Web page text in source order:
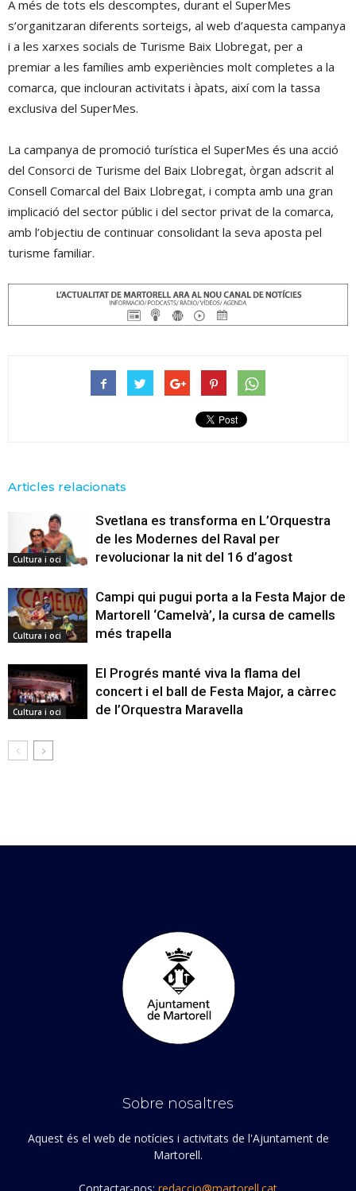
A més de tots els descomptes, durant el SuperMes
s’organitzaran diferents sorteigs, al web d’aquesta campanya
i a les xarxes socials de Turisme Baix Llobregat, per a
premiar a les famílies amb experiències molt completes a la
comarca, que inclouran activitats i àpats, així com la tassa
exclusiva del SuperMes.
La campanya de promoció turística el SuperMes és una acció
del Consorci de Turisme del Baix Llobregat, òrgan adscrit al
Consell Comarcal del Baix Llobregat, i compta amb una gran
implicació del sector públic i del sector privat de la comarca,
amb l’objectiu de continuar consolidant la seva aposta pel
turisme familiar.
Articles relacionats
Cultura i oci
Svetlana es transforma en L’Orquestra
de les Modernes del Raval per
revolucionar la nit del 16 d’agost
Cultura i oci
Campi qui pugui porta a la Festa Major de
Martorell ‘Camelvà’, la cursa de camells
més trapella
Cultura i oci
El Progrés manté viva la flama del
concert i el ball de Festa Major, a càrrec
de l’Orquestra Maravella
Sobre nosaltres
Aquest és el web de notícies i activitats de l'Ajuntament de
Martorell.